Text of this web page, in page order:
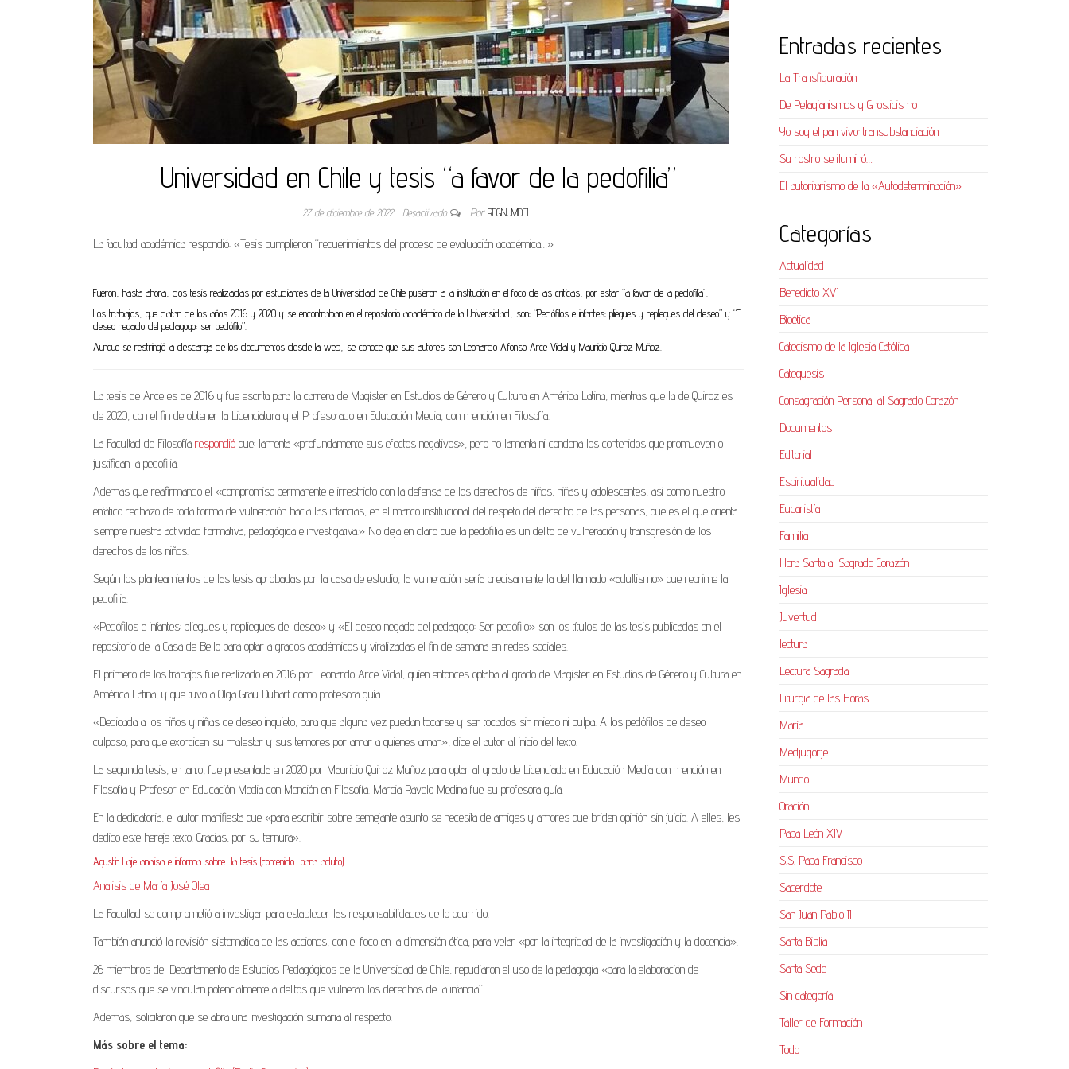
Universidad en Chile y tesis “a favor de la pedofilia”
27 de diciembre de 2022 Desactivado Por REGNUMDEI
La facultad académica respondió: «Tesis cumplieron “requerimientos del proceso de evaluación académica…»
Fueron, hasta ahora, dos tesis realizadas por estudiantes de la Universidad de Chile pusieron a la institución en el foco de las críticas, por estar “a favor de la pedofilia”.
Los trabajos, que datan de los años 2016 y 2020 y se encontraban en el repositorio académico de la Universidad, son: “Pedófilos e infantes: pliegues y repliegues del deseo” y “El
deseo negado del pedagogo: ser pedófilo”.
Aunque se restringió la descarga de los documentos desde la web, se conoce que sus autores son Leonardo Alfonso Arce Vidal y Mauricio Quiroz Muñoz.
La tesis de Arce es de 2016 y fue escrita para la carrera de Magíster en Estudios de Género y Cultura en América Latina, mientras que la de Quiroz es
de 2020, con el fin de obtener la Licenciatura y el Profesorado en Educación Media, con mención en Filosofía.
La Facultad de Filosofía respondió que: lamenta «profundamente sus efectos negativos», pero no lamenta ni condena los contenidos que promueven o
justifican la pedofilia.
Ademas que reafirmando el «compromiso permanente e irrestricto con la defensa de los derechos de niños, niñas y adolescentes, así como nuestro
enfático rechazo de toda forma de vulneración hacia las infancias, en el marco institucional del respeto del derecho de las personas, que es el que orienta
siempre nuestra actividad formativa, pedagógica e investigativa.» No deja en claro que la pedofilia es un delito de vulneración y transgresión de los
derechos de los niños.
Según los planteamientos de las tesis aprobadas por la casa de estudio, la vulneración sería precisamente la del llamado «adultismo» que reprime la
pedofilia.
«Pedófilos e infantes: pliegues y repliegues del deseo» y «El deseo negado del pedagogo: Ser pedófilo» son los títulos de las tesis publicadas en el
repositorio de la Casa de Bello para optar a grados académicos y viralizadas el fin de semana en redes sociales.
El primero de los trabajos fue realizado en 2016 por Leonardo Arce Vidal, quien entonces optaba al grado de Magíster en Estudios de Género y Cultura en
América Latina, y que tuvo a Olga Grau Duhart como profesora guía.
«Dedicada a los niños y niñas de deseo inquieto, para que alguna vez puedan tocarse y ser tocados sin miedo ni culpa. A los pedófilos de deseo
culposo, para que exorcicen su malestar y sus temores por amar a quienes aman», dice el autor al inicio del texto.
La segunda tesis, en tanto, fue presentada en 2020 por Mauricio Quiroz Muñoz para optar al grado de Licenciado en Educación Media con mención en
Filosofía y Profesor en Educación Media con Mención en Filosofía. Marcia Ravelo Medina fue su profesora guía.
En la dedicatoria, el autor manifiesta que «para escribir sobre semejante asunto se necesita de amiges y amores que briden opinión sin juicio. A elles, les
dedico este hereje texto. Gracias, por su ternura».
Agustín Laje analisa e informa sobre la tesis (contenido para adulto)
Analisis de María José Olea
La Facultad se comprometió a investigar para establecer las responsabilidades de lo ocurrido.
También anunció la revisión sistemática de las acciones, con el foco en la dimensión ética, para velar «por la integridad de la investigación y la docencia».
26 miembros del Departamento de Estudios Pedagógicos de la Universidad de Chile, repudiaron el uso de la pedagogía «para la elaboración de
discursos que se vinculan potencialmente a delitos que vulneran los derechos de la infancia”.
Además, solicitaron que se abra una investigación sumaria al respecto.
Más sobre el tema:
Entradas recientes
La Transfiguración
De Pelagianismos y Gnosticismo
Yo soy el pan vivo: transubstanciación
Su rostro se iluminó…
El autoritarismo de la «Autodeterminación»
Categorías
Actualidad
Benedicto XVI
Bioética
Catecismo de la Iglesia Católica
Catequesis
Consagración Personal al Sagrado Corazón
Documentos
Editorial
Espiritualidad
Eucaristía
Familia
Hora Santa al Sagrado Corazón
Iglesia
Juventud
lectura
Lectura Sagrada
Liturgia de las Horas
María
Medjugorje
Mundo
Oración
Papa León XIV
S.S. Papa Francisco
Sacerdote
San Juan Pablo II
Santa Biblia
Santa Sede
Sin categoría
Taller de Formación
Todo